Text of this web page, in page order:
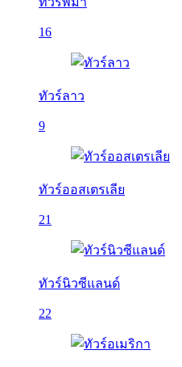
16
ทัวร์ลาว
9
ทัวร์ออสเตรเลีย
21
ทัวร์นิวซีแลนด์
22